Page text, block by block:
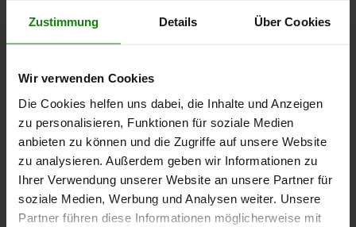
Zustimmung Details Über Cookies
Wir verwenden Cookies
Die Cookies helfen uns dabei, die Inhalte und Anzeigen
zu personalisieren, Funktionen für soziale Medien
anbieten zu können und die Zugriffe auf unsere Website
zu analysieren. Außerdem geben wir Informationen zu
Ihrer Verwendung unserer Website an unsere Partner für
soziale Medien, Werbung und Analysen weiter. Unsere
Partner führen diese Informationen möglicherweise mit
AUSSENDURCHMESSER=50
Bestellnummer:06845-25008
2,24 CHF
zzgl. MwSt.
zzgl. Versandkosten
06845 K